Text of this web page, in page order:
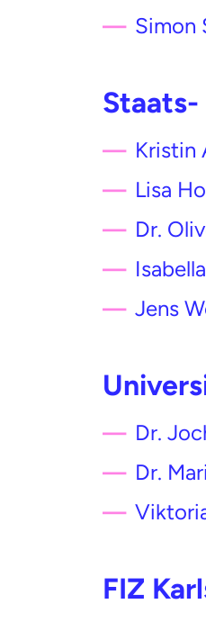
Simon
Kristin
Lisa
Dr.
Jens
Dr.
Dr.
FIZ